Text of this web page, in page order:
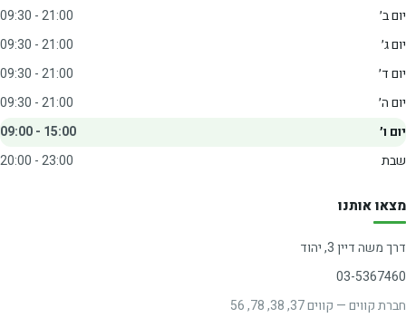
יום ב׳
09:30 - 21:00
יום ג׳
09:30 - 21:00
יום ד׳
09:30 - 21:00
יום ה׳
09:30 - 21:00
יום ו׳
09:00 - 15:00
שבת
20:00 - 23:00
מצאו אותנו
דרך משה דיין 3, יהוד
03-5367460
חברת קווים — קווים 37, 38, 78, 56